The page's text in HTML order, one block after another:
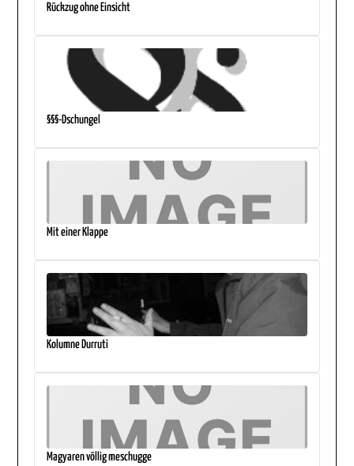
Rückzug ohne Einsicht
§§§-Dschungel
Mit einer Klappe
Kolumne Durruti
Magyaren völlig meschugge